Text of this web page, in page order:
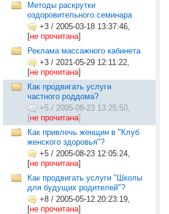
Методы раскрутки
оздоровительного семинара
+3 / 2005-03-18 13:37:46,
[не прочитана]
Реклама массажного кабинета
+3 / 2021-05-29 12:11:22,
[не прочитана]
Как продвигать услуги
частного роддома?
+5 / 2005-08-23 13:25:50,
[не прочитана]
Как привлечь женщин в "Клуб
женского здоровья"?
+5 / 2005-08-23 12:05:24,
[не прочитана]
Как продвигать услуги "Школы
для будущих родителей"?
+8 / 2005-05-12 20:23:19,
[не прочитана]